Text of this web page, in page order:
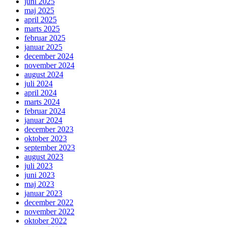
maj 2025
april 2025
marts 2025
februar 2025
januar 2025
december 2024
november 2024
august 2024
juli 2024
april 2024
marts 2024
februar 2024
januar 2024
december 2023
oktober 2023
september 2023
august 2023
juli 2023
juni 2023
maj 2023
januar 2023
december 2022
november 2022
oktober 2022